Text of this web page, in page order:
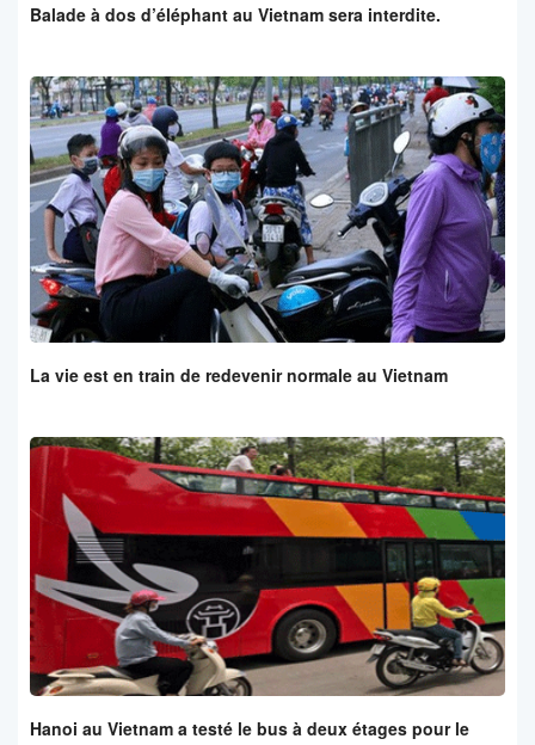
Balade à dos d’éléphant au Vietnam sera interdite.
La vie est en train de redevenir normale au Vietnam
Hanoi au Vietnam a testé le bus à deux étages pour le